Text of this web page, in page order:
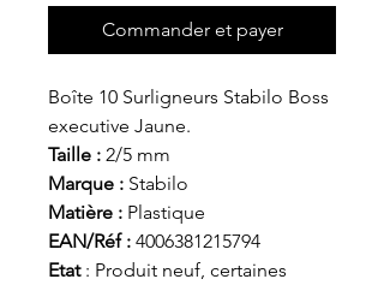
Commander et payer
Boîte 10 Surligneurs Stabilo Boss
executive Jaune.
Taille : 2/5 mm
Marque : Stabilo
Matière : Plastique
EAN/Réf : 4006381215794
Etat: Produit neuf, certaines